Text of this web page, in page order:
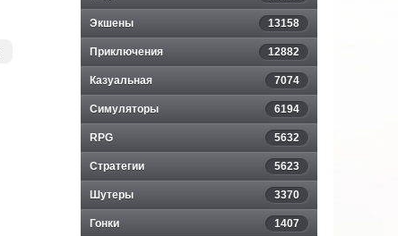
Экшены 13158
Приключения 12882
Казуальная 7074
Симуляторы 6194
RPG 5632
Стратегии 5623
Шутеры 3370
Гонки 1407